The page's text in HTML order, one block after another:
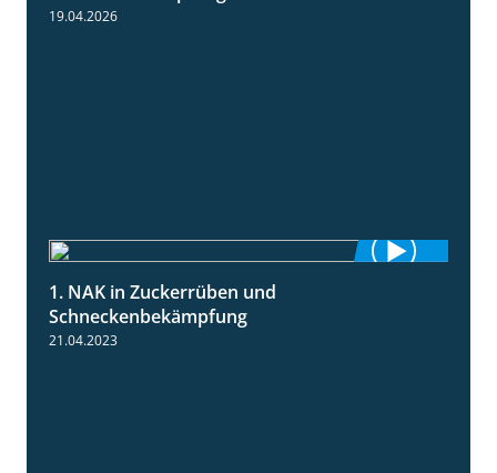
19.04.2026
1. NAK in Zuckerrüben und
Schneckenbekämpfung
21.04.2023